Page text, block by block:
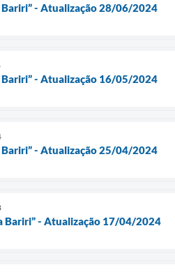
Bariri” - Atualização 28/06/2024
Bariri” - Atualização 16/05/2024
Bariri” - Atualização 25/04/2024
Bariri” - Atualização 17/04/2024